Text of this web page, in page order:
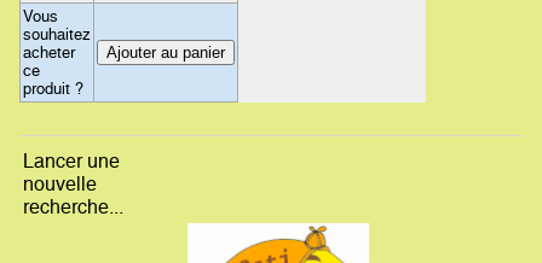
Vous
souhaitez
acheter
ce
produit ?
Lancer une
nouvelle
recherche...